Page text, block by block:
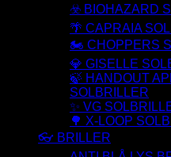
☣️ BIOHAZARD
🌴 CAPRAIA
🏍️ CHOPPERS
💎 GISELLE
🍃 HANDOUT
SOLBRILLER
✨ VG
🌳 X-LOOP
👓 BRILLER